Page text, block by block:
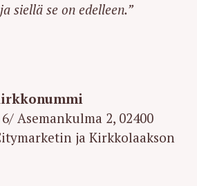
siellä se on edelleen.”
Asemankulma 2, 02400
ja Kirkkolaakson